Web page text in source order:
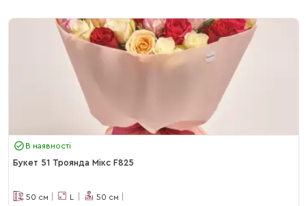
В наявності
Букет 51 Троянда Мікс F825
50 см L 50 см